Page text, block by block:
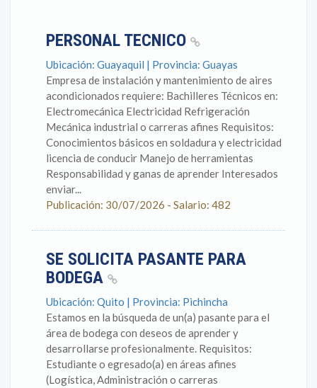
PERSONAL TECNICO
Ubicación: Guayaquil | Provincia: Guayas
Empresa de instalación y mantenimiento de aires
acondicionados requiere: Bachilleres Técnicos en:
Electromecánica Electricidad Refrigeración
Mecánica industrial o carreras afines Requisitos:
Conocimientos básicos en soldadura y electricidad
licencia de conducir Manejo de herramientas
Responsabilidad y ganas de aprender Interesados
enviar...
Publicación: 30/07/2026 - Salario: 482
SE SOLICITA PASANTE PARA
BODEGA
Ubicación: Quito | Provincia: Pichincha
Estamos en la búsqueda de un(a) pasante para el
área de bodega con deseos de aprender y
desarrollarse profesionalmente. Requisitos:
Estudiante o egresado(a) en áreas afines
(Logística, Administración o carreras